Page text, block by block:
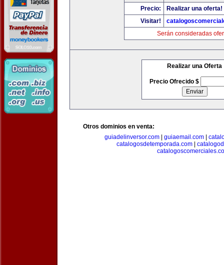
Precio:
Realizar una oferta!
Visitar!
Serán consideradas
Realizar una Oferta
Precio Ofrecido $
Otros dominios en venta:
guiadelinversor.com| guiaemail.com|
catalogosdetemporada.com|